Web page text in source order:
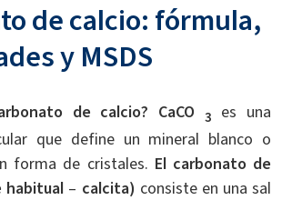
de calcio: fórmula,
y MSDS
de calcio? CaCO 3 es una
que define un mineral blanco o
forma de cristales. El carbonato de
habitual – calcita) consiste en una sal